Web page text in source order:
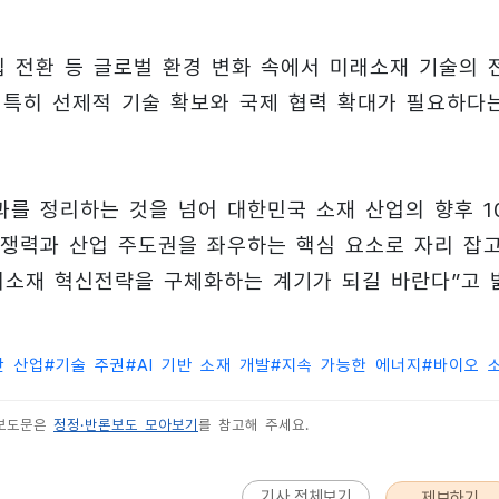
환 등 글로벌 환경 변화 속에서 미래소재 기술의
히 선제적 기술 확보와 국제 협력 확대가 필요하다
정리하는 것을 넘어 대한민국 소재 산업의 향후
력과 산업 주도권을 좌우하는 핵심 요소로 자리 잡
재 혁신전략을 구체화하는 계기가 되길 바란다”고
산업#기술 주권#AI 기반 소재 개발#지속 가능한 에너지 #바이오
문은 정정·반론보도 모아보기 를 참고해 주세요.